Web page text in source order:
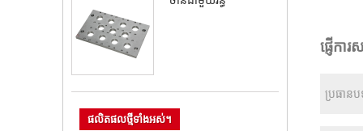
ផលិតផលថ្មីទាំងអស់។
ផ្ញើកា